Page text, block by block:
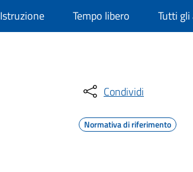
Istruzione Tempo libero Tutti
Condividi
Normativa di riferimento